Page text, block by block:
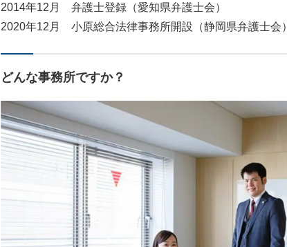
2014年12月 弁護士登録（愛知県弁護士会）
2020年12月 小原総合法律事務所開設（静岡県弁護士会）
どんな事務所ですか？